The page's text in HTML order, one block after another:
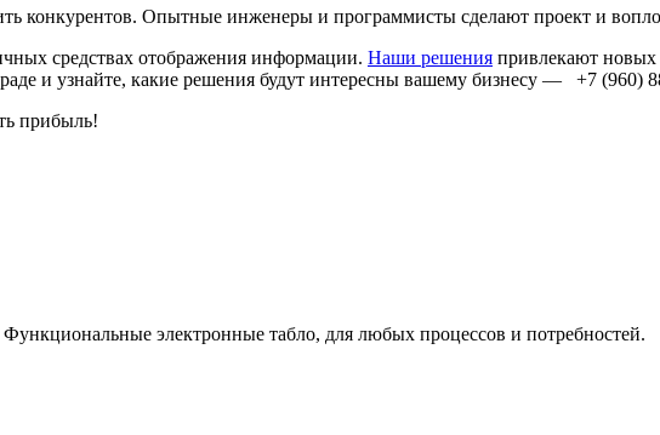
конкурентов. Опытные инженеры и программисты сделают проект и
средствах отображения информации. Наши решения привлекают
и узнайте, какие решения будут интересны вашему бизнесу — +7 (960)
прибыль!
электронные табло, для любых процессов и потребностей.